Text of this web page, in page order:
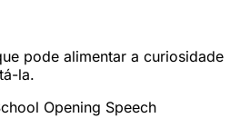
pode alimentar a curiosidade
la.
Opening Speech